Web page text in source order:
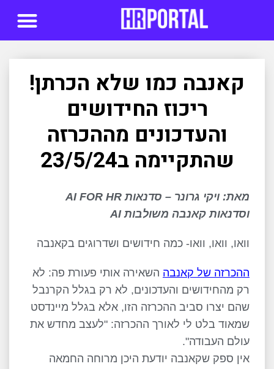
קאנבה כמו שלא הכרתן!
ריכוז החידושים
והעדכונים מההכרזה
שהתקיימה ב23/5/24
מאת: ויקי גרונר – סדנאות AI FOR HR
וסדנאות קאנבה משולבותAI
וואו, וואו, וואו- כמה חידושים ושדרוגים בקאנבה
ההכרזה של קאנבה השאירה אותי פעורת פה: לא
רק מהחידושים והעדכונים, לא רק בגלל הקרנבל
שהם יצרו סביב ההכרזה הזו, אלא בגלל מיינדסט
שמאוד בלט לי לאורך ההכרזה: "לעצב מחדש את
עולם העבודה".
אין ספק שקאנבה יודעת היכן מרוחה החמאה